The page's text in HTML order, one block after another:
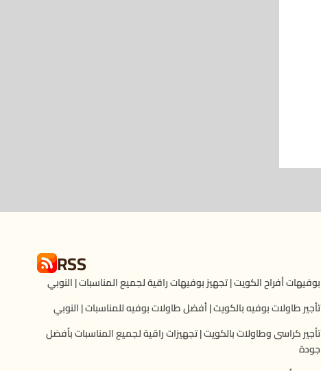
RSS
بوفيهات أفراح الكويت | تجهيز بوفيهات راقية لجميع المناسبات | النوبي
تأجير طاولات بوفيه بالكويت | أفضل طاولات بوفيه للمناسبات | النوبي
تأجير كراسى وطاولات بالكويت | تجهيزات راقية لجميع المناسبات بأفضل
جودة